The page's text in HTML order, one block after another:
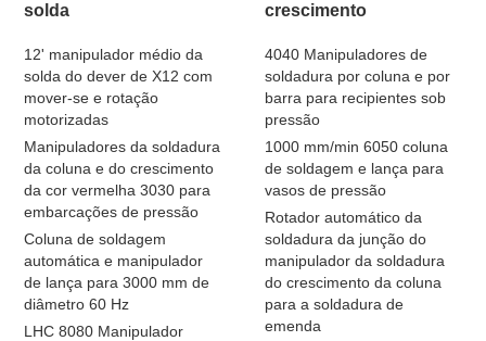
solda
12' manipulador médio da
solda do dever de X12 com
mover-se e rotação
motorizadas
Manipuladores da soldadura
da coluna e do crescimento
da cor vermelha 3030 para
embarcações de pressão
Coluna de soldagem
automática e manipulador
de lança para 3000 mm de
diâmetro 60 Hz
LHC 8080 Manipulador
crescimento
4040 Manipuladores de
soldadura por coluna e por
barra para recipientes sob
pressão
1000 mm/min 6050 coluna
de soldagem e lança para
vasos de pressão
Rotador automático da
soldadura da junção do
manipulador da soldadura
do crescimento da coluna
para a soldadura de
emenda